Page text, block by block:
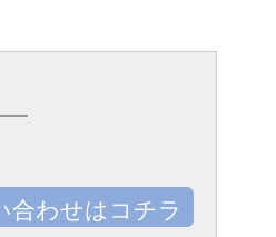
合わせはコチラ